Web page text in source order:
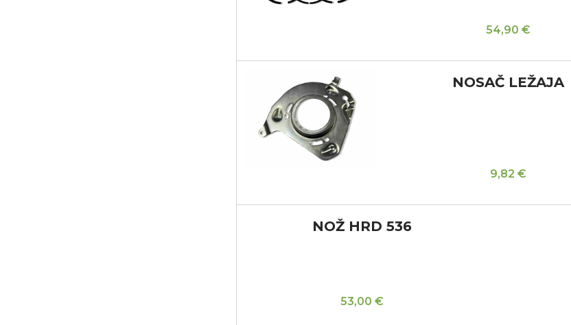
54,90€
NOSAČ LEŽAJA
9,82€
NOŽ HRD 536
53,00€